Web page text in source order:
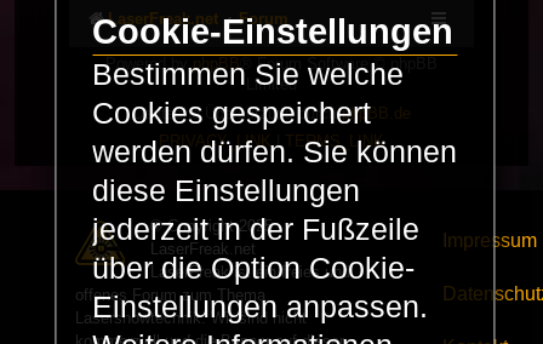
LaserFreak.net Forum
Powered by phpBB
® Forum Software © phpBB
Limited
Deutsche Übersetzung durchphpBB.de
PRIVACY_LINK| TERMS_LINK
© Copyright 2025 -
LaserFreak.net
LaserFreak ist ein freies und
offenes Forum zum Thema
Lasershowtechnik. Wir sind nicht
Impressum
Cookie-Einstellungen
Bestimmen Sie welche
Cookies gespeichert
werden dürfen. Sie können
diese Einstellungen
jederzeit in der Fußzeile
über die Option Cookie-
Einstellungen anpassen.